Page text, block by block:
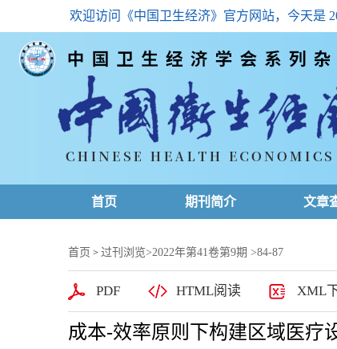
欢迎访问《中国卫生经济》官方网站，今天是
首页 期刊简介 文章
高级
下载
首页 > 过刊浏览>2022年第41卷第9期 >84-87
PDF HTML阅读 XML
成本-效率原则下构建区域医疗